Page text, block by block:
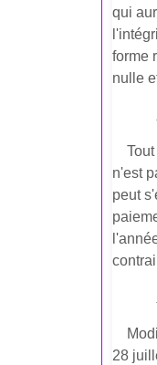
qui
forme
nulle
n'est
peut
28